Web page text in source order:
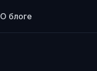
О блоге